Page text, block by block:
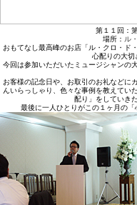
第１１回：
場所： ル
おもてなし最高峰のお店「ル・クロ・ド
心配りの大切
今回は参加いただいたミュージシャンの
お客様の記念日や、お取引のお礼などに
んいらっしゃり、色々な事例を教えてい
配り」をしていき
最後に一人ひとりがこの１ヶ月の「